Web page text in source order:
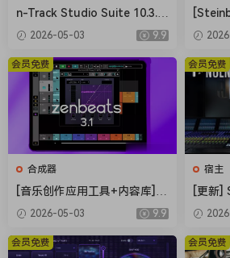
audio toolkit that is Adobe Audition,
workflow with Adobe Premiere Pro.
Add oomph to your audio. Use the
achieve professional-quality audio —
professional.
Create a podcast
Learn the basic steps to record, mix,
content for a podcast — or any other
Remix to fit.
Easily and automatically rearrange
Repair and restore
n-Track Studio Suite 10.3.0.
10767 Multilingual [WiN]（2
2026-05-03 9.9
B）
合成器
[音乐创作应用工具+内容库] R
oland Zenbeats Max Unlock
v3.11.2 [WiN]（295MB+7.29
GB）
2026-05-03 9.9
会员免费
宿主
[更新]
SX]（
B）
会员免费
会员免费 会员免费